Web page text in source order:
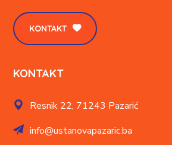
KONTAKT
KONTAKT
Resnik 22, 71243 Pazarić
info@ustanovapazaric.ba